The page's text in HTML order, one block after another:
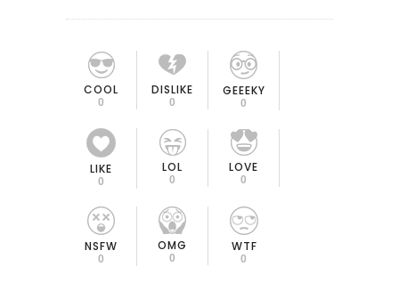
COOL
0
DISLIKE
0
GEEEKY
0
LIKE
0
LOL
0
LOVE
0
NSFW
0
OMG
0
WTF
0